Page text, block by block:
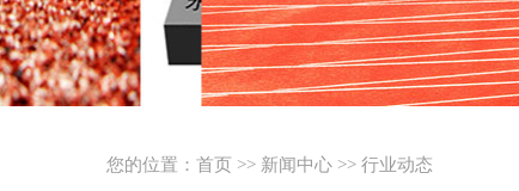
您的位置： 首页 >> 新闻中心 >> 行业动态